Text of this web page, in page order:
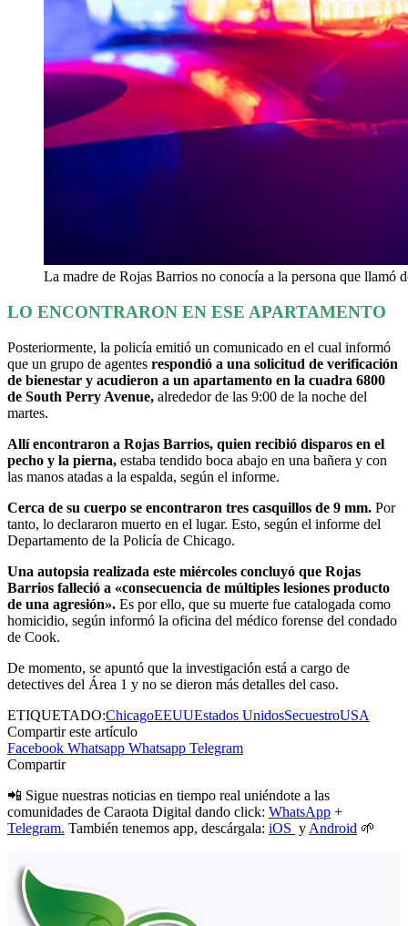
La madre de Rojas Barrios no conocía a la persona que llamó
LO ENCONTRARON EN ESE APARTAMENTO
Posteriormente, la policía emitió un comunicado en el cual informó
que un grupo de agentes respondió a una solicitud de verificación
de bienestar y acudieron a un apartamento en la cuadra 6800
de South Perry Avenue, alrededor de las 9:00 de la noche del
martes.
Allí encontraron a Rojas Barrios, quien recibió disparos en el
pecho y la pierna, estaba tendido boca abajo en una bañera y con
las manos atadas a la espalda, según el informe.
Cerca de su cuerpo se encontraron tres casquillos de 9 mm. Por
tanto, lo declararon muerto en el lugar. Esto, según el informe del
Departamento de la Policía de Chicago.
Una autopsia realizada este miércoles concluyó que Rojas
Barrios falleció a «consecuencia de múltiples lesiones producto
de una agresión». Es por ello, que su muerte fue catalogada como
homicidio, según informó la oficina del médico forense del condado
de Cook.
De momento, se apuntó que la investigación está a cargo de
detectives del Área 1 y no se dieron más detalles del caso.
ETIQUETADO:ChicagoEEUUEstados UnidosSecuestroUSA
Compartir este artículo
Facebook Whatsapp Whatsapp Telegram
Compartir
📲 Sigue nuestras noticias en tiempo real uniéndote a las
comunidades de Caraota Digital dando click: WhatsApp +
Telegram. También tenemos app, descárgala: iOS y Android 🌱